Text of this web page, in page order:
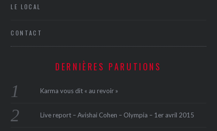
LE LOCAL
CONTACT
DERNIÈRES PARUTIONS
Karma vous dit « au revoir »
Live report – Avishai Cohen – Olympia – 1er avril 2015